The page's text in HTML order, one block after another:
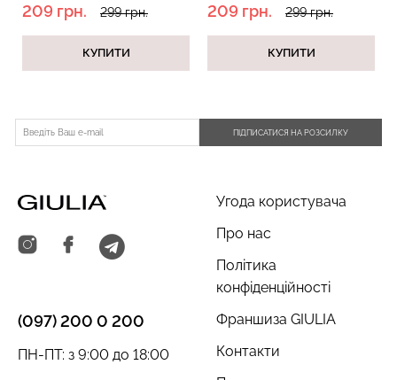
209 грн. 299 грн.
КУПИТИ
209 грн. 299 грн.
КУПИТИ
ПІДПИСАТИСЯ НА РОЗСИЛКУ
Угода користувача
Про нас
Політика
конфіденційності
Франшиза GIULIA
Контакти
(097) 200 0 200
ПН-ПТ: з 9:00 до 18:00